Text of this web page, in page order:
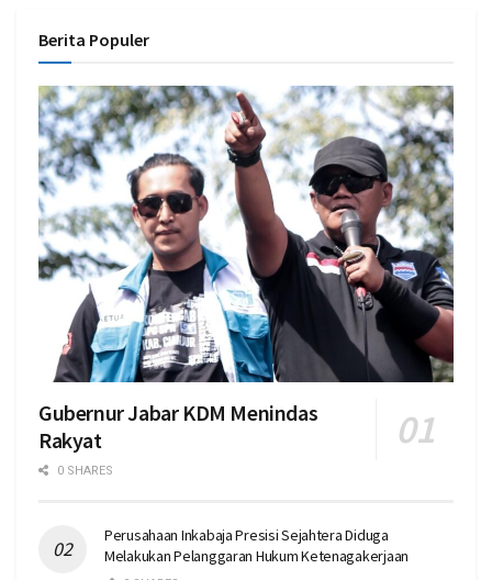
Berita Populer
Gubernur Jabar KDM Menindas
Rakyat
0 SHARES
Perusahaan Inkabaja Presisi Sejahtera Diduga
Melakukan Pelanggaran Hukum Ketenagakerjaan